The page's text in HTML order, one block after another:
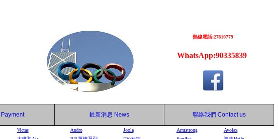
熱線電話:27810779
WhatsApp:90335839
Payment 最新消息 News 聯絡我們 Contact us
Victas Andro Joola Armstrong
Avolax